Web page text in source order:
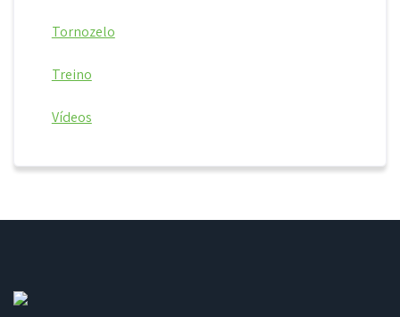
Tornozelo
Treino
Vídeos